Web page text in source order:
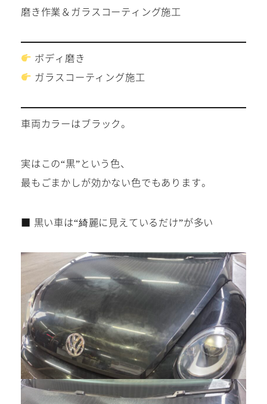
WEBからご相談
24時間受付中！
お電話
営業時間 10:00～19:00 年中無休！
Instagram/Line/YouTube
お気軽にお問い合わせください。
磨き作業＆ガラスコーティング施工
ボディ磨き
ガラスコーティング施工
車両カラーはブラック。
実はこの“黒”という色、
最もごまかしが効かない色でもあります。
■ 黒い車は“綺麗に見えているだけ”が多い